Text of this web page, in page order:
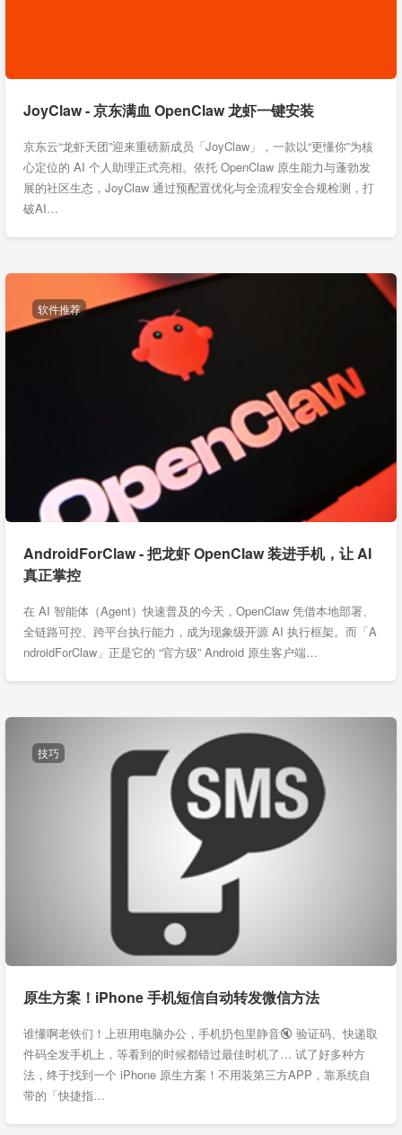
JoyClaw - 京东满血 OpenClaw 龙虾一键安装
京东云“龙虾天团”迎来重磅新成员「JoyClaw」，一款以“更懂你”为核
心定位的 AI 个人助理正式亮相。依托 OpenClaw 原生能力与蓬勃发
展的社区生态，JoyClaw 通过预配置优化与全流程安全合规检测，打
破AI…
软件推荐
AndroidForClaw - 把龙虾 OpenClaw 装进手机，让 AI
真正掌控
在 AI 智能体（Agent）快速普及的今天，OpenClaw 凭借本地部署、
全链路可控、跨平台执行能力，成为现象级开源 AI 执行框架。而「A
ndroidForClaw」正是它的 “官方级” Android 原生客户端…
技巧
原生方案！iPhone 手机短信自动转发微信方法
谁懂啊老铁们！上班用电脑办公，手机扔包里静音🔇 验证码、快递取
件码全发手机上，等看到的时候都错过最佳时机了… 试了好多种方
法，终于找到一个 iPhone 原生方案！不用装第三方APP，靠系统自
带的「快捷指…